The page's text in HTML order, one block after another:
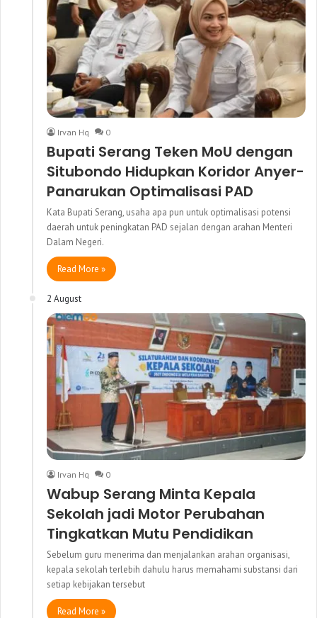
Irvan Hq 0
Bupati Serang Teken MoU dengan
Situbondo Hidupkan Koridor Anyer-
Panarukan Optimalisasi PAD
Kata Bupati Serang, usaha apa pun untuk optimalisasi potensi
daerah untuk peningkatan PAD sejalan dengan arahan Menteri
Dalam Negeri.
Read More »
2 August
Irvan Hq 0
Wabup Serang Minta Kepala
Sekolah jadi Motor Perubahan
Tingkatkan Mutu Pendidikan
Sebelum guru menerima dan menjalankan arahan organisasi,
kepala sekolah terlebih dahulu harus memahami substansi dari
setiap kebijakan tersebut
Read More »